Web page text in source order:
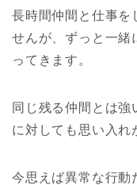
長時間仲間と仕事を
せんが、ずっと一緒
ってきます。
同じ残る仲間とは強
に対しても思い入れ
今思えば異常な行動